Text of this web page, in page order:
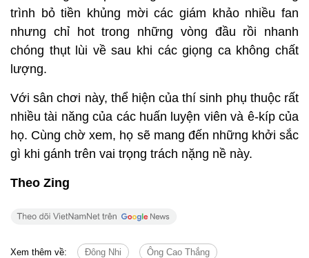
trình bỏ tiền khủng mời các giám khảo nhiều fan
nhưng chỉ hot trong những vòng đầu rồi nhanh
chóng thụt lùi về sau khi các giọng ca không chất
lượng.
Với sân chơi này, thể hiện của thí sinh phụ thuộc rất
nhiều tài năng của các huấn luyện viên và ê-kíp của
họ. Cùng chờ xem, họ sẽ mang đến những khởi sắc
gì khi gánh trên vai trọng trách nặng nề này.
Theo Zing
Xem thêm về: Đông Nhi Ông Cao Thắng